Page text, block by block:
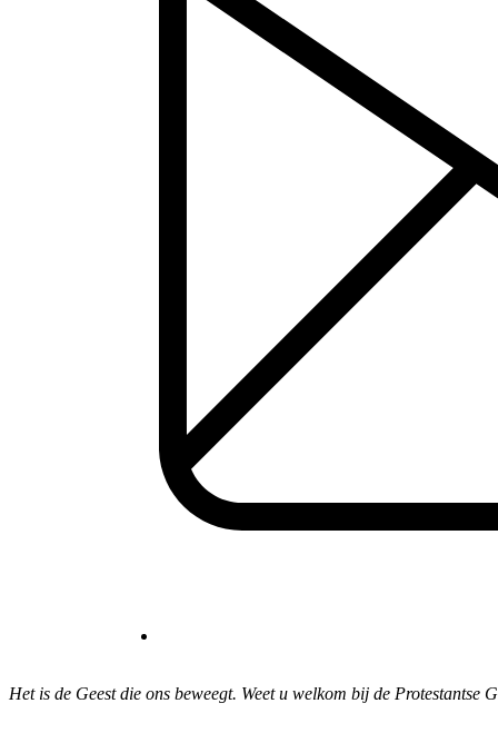
Het is de Geest die ons beweegt. Weet u welkom bij de Protestantse